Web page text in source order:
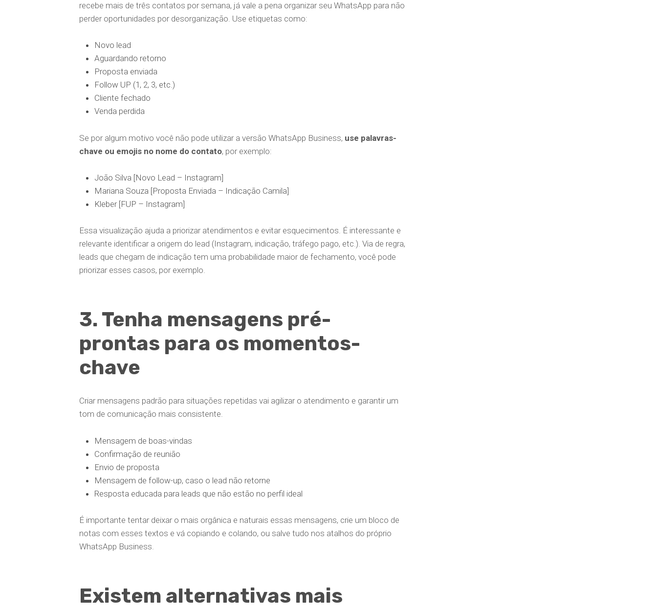
recebe mais de três contatos por semana, já vale a pena organizar seu WhatsApp para não
perder oportunidades por desorganização. Use etiquetas como:
Novo lead
Aguardando retorno
Proposta enviada
Follow UP (1, 2, 3, etc.)
Cliente fechado
Venda perdida
Se por algum motivo você não pode utilizar a versão WhatsApp Business, use palavras-
chave ou emojis no nome do contato, por exemplo:
João Silva [Novo Lead – Instagram]
Mariana Souza [Proposta Enviada – Indicação Camila]
Kleber [FUP – Instagram]
Essa visualização ajuda a priorizar atendimentos e evitar esquecimentos. É interessante e
relevante identificar a origem do lead (Instagram, indicação, tráfego pago, etc.). Via de regra,
leads que chegam de indicação tem uma probabilidade maior de fechamento, você pode
priorizar esses casos, por exemplo.
3. Tenha mensagens pré-
prontas para os momentos-
chave
Criar mensagens padrão para situações repetidas vai agilizar o atendimento e garantir um
tom de comunicação mais consistente.
Mensagem de boas-vindas
Confirmação de reunião
Envio de proposta
Mensagem de follow-up, caso o lead não retorne
Resposta educada para leads que não estão no perfil ideal
É importante tentar deixar o mais orgânica e naturais essas mensagens, crie um bloco de
notas com esses textos e vá copiando e colando, ou salve tudo nos atalhos do próprio
WhatsApp Business.
Existem alternativas mais